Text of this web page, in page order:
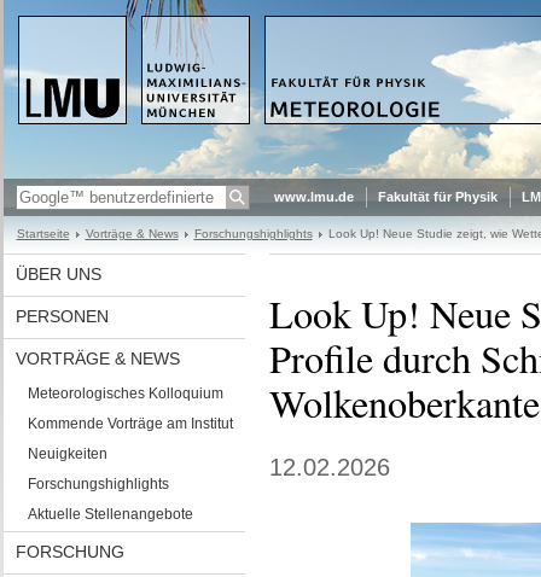
www.lmu.de Fakultät für Physik
Startseite Vorträge & News Forschungshighlights Look Up! Neue Studie zeigt, wie
ÜBER UNS
PERSONEN
VORTRÄGE & NEWS
Meteorologisches Kolloquium
Kommende Vorträge am Institut
Neuigkeiten
Forschungshighlights
Aktuelle Stellenangebote
FORSCHUNG
Look Up! Neue
Profile durch
12.02.2026